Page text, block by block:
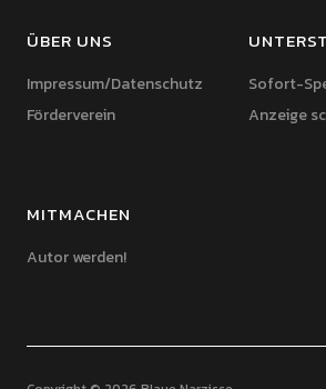
ÜBER UNS
Impressum/Datenschutz
Förderverein
Sofort-
Anzeige
MITMACHEN
Autor werden!